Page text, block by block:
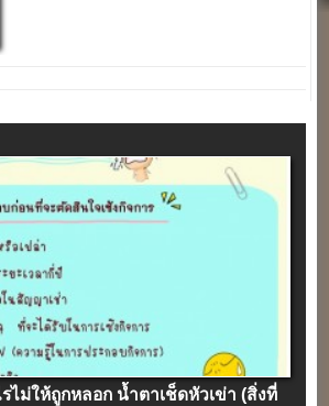
รไม่ให้ถูกหลอก น้ำตาเช็ดหัวเข่า (สิ่งที่